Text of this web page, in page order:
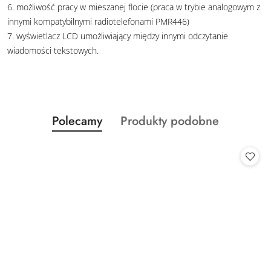
6. możliwość pracy w mieszanej flocie (praca w trybie analogowym z
innymi kompatybilnymi radiotelefonami PMR446)
7. wyświetlacz LCD umożliwiający między innymi odczytanie
wiadomości tekstowych.
Pomiń karuzelę produktów
Produkty
o
Polecamy
Produkty
Produkty podobne